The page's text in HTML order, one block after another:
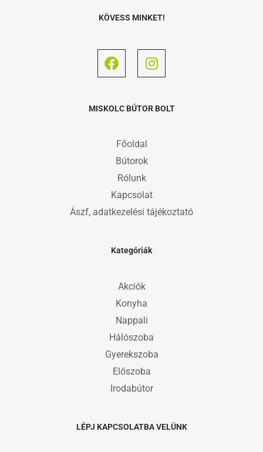
KÖVESS MINKET!
MISKOLC BÚTOR BOLT
Főoldal
Bútorok
Rólunk
Kapcsolat
Ászf, adatkezelési tájékoztató
Kategóriák
Akciók
Konyha
Nappali
Hálószoba
Gyerekszoba
Előszoba
Irodabútor
LÉPJ KAPCSOLATBA VELÜNK